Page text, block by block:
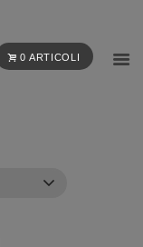
0 ARTICOLI